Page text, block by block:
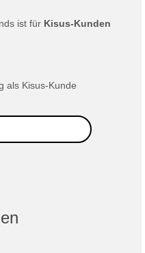
ist für Kisus-Kunden
als Kisus-Kunde